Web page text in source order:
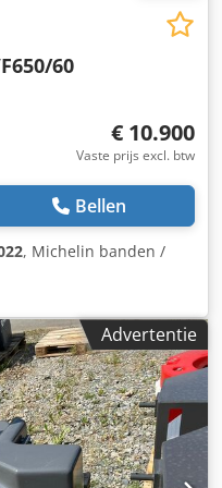
60
€ 10.900
Vaste prijs excl. btw
Bellen
, Michelin banden /
Advertentie